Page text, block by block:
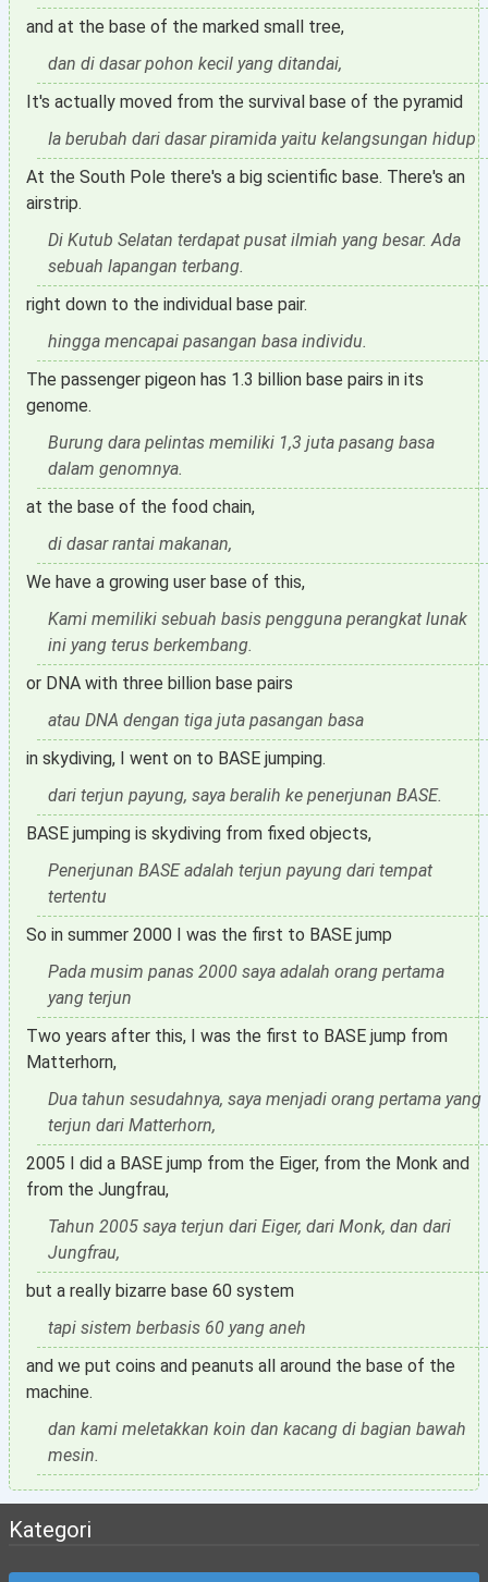
and at the base of the marked small tree,
dan di dasar pohon kecil yang ditandai,
It's actually moved from the survival base of the pyramid
Ia berubah dari dasar piramida yaitu kelangsungan hidup
At the South Pole there's a big scientific base. There's an
airstrip.
Di Kutub Selatan terdapat pusat ilmiah yang besar. Ada
sebuah lapangan terbang.
right down to the individual base pair.
hingga mencapai pasangan basa individu.
The passenger pigeon has 1.3 billion base pairs in its
genome.
Burung dara pelintas memiliki 1,3 juta pasang basa
dalam genomnya.
at the base of the food chain,
di dasar rantai makanan,
We have a growing user base of this,
Kami memiliki sebuah basis pengguna perangkat lunak
ini yang terus berkembang.
or DNA with three billion base pairs
atau DNA dengan tiga juta pasangan basa
in skydiving, I went on to BASE jumping.
dari terjun payung, saya beralih ke penerjunan BASE.
BASE jumping is skydiving from fixed objects,
Penerjunan BASE adalah terjun payung dari tempat
tertentu
So in summer 2000 I was the first to BASE jump
Pada musim panas 2000 saya adalah orang pertama
yang terjun
Two years after this, I was the first to BASE jump from
Matterhorn,
Dua tahun sesudahnya, saya menjadi orang pertama yang
terjun dari Matterhorn,
2005 I did a BASE jump from the Eiger, from the Monk and
from the Jungfrau,
Tahun 2005 saya terjun dari Eiger, dari Monk, dan dari
Jungfrau,
but a really bizarre base 60 system
tapi sistem berbasis 60 yang aneh
and we put coins and peanuts all around the base of the
machine.
dan kami meletakkan koin dan kacang di bagian bawah
mesin.
Kategori